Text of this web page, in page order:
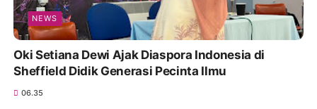
NEWS
Oki Setiana Dewi Ajak Diaspora Indonesia di
Sheffield Didik Generasi Pecinta Ilmu
06.35